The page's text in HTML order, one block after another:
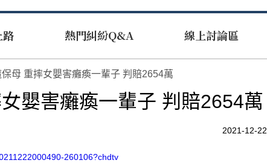
路 熱門糾紛Q&A 線上討論區
保母 重摔女嬰害癱瘓一輩子 判賠2654萬
嬰害癱瘓一輩子 判賠2654萬
2021-12-22
260106?chdtv